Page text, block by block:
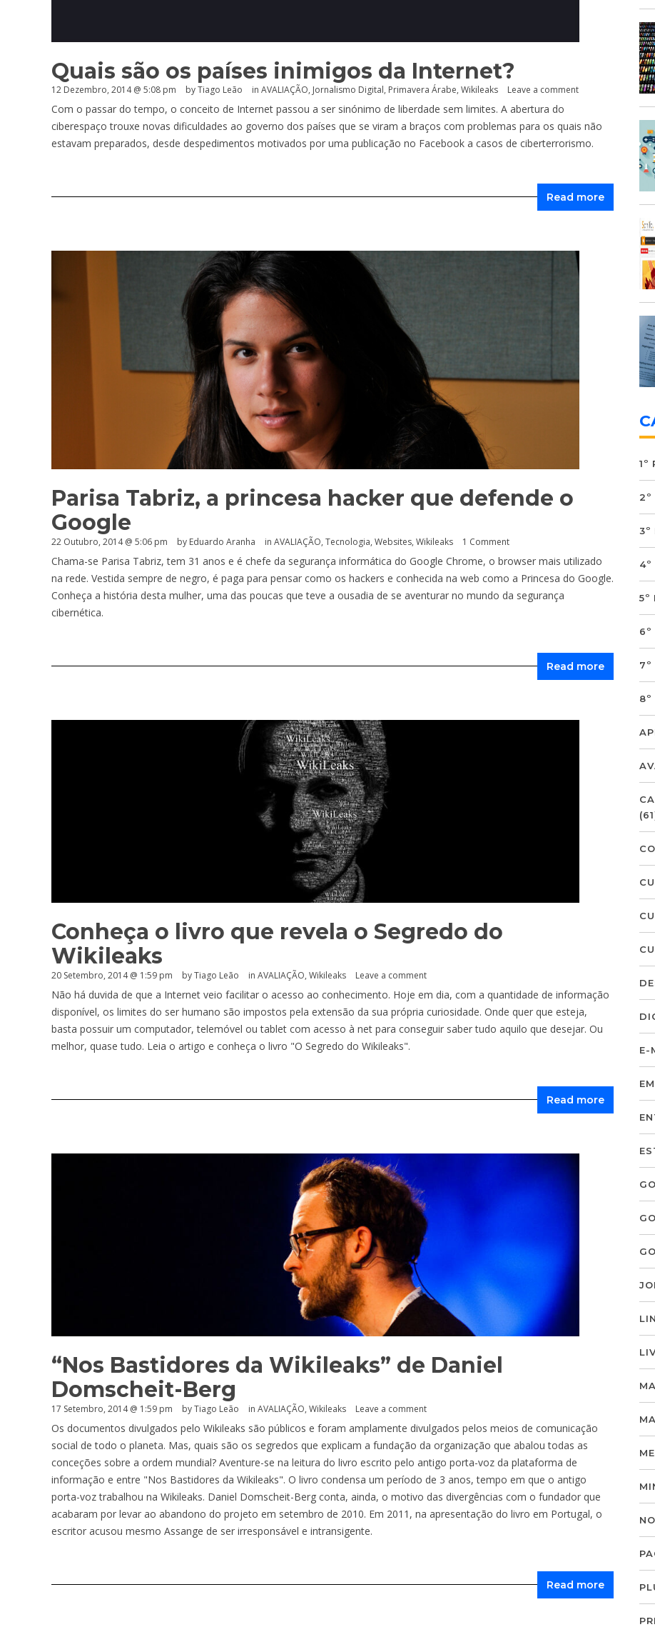
Quais são os países inimigos da Internet?
12 Dezembro, 2014 @ 5:08 pm by Tiago Leão in AVALIAÇÃO, Jornalismo Digital, Primavera Árabe, Wikileaks Leave a comment
Com o passar do tempo, o conceito de Internet passou a ser sinónimo de liberdade sem limites. A abertura do
ciberespaço trouxe novas dificuldades ao governo dos países que se viram a braços com problemas para os quais não
estavam preparados, desde despedimentos motivados por uma publicação no Facebook a casos de ciberterrorismo.
Read more
Parisa Tabriz, a princesa hacker que defende o
Google
22 Outubro, 2014 @ 5:06 pm by Eduardo Aranha in AVALIAÇÃO, Tecnologia, Websites, Wikileaks 1 Comment
Chama-se Parisa Tabriz, tem 31 anos e é chefe da segurança informática do Google Chrome, o browser mais utilizado
na rede. Vestida sempre de negro, é paga para pensar como os hackers e conhecida na web como a Princesa do Google.
Conheça a história desta mulher, uma das poucas que teve a ousadia de se aventurar no mundo da segurança
cibernética.
Read more
Conheça o livro que revela o Segredo do
Wikileaks
20 Setembro, 2014 @ 1:59 pm by Tiago Leão in AVALIAÇÃO, Wikileaks Leave a comment
Não há duvida de que a Internet veio facilitar o acesso ao conhecimento. Hoje em dia, com a quantidade de informação
disponível, os limites do ser humano são impostos pela extensão da sua própria curiosidade. Onde quer que esteja,
basta possuir um computador, telemóvel ou tablet com acesso à net para conseguir saber tudo aquilo que desejar. Ou
melhor, quase tudo. Leia o artigo e conheça o livro "O Segredo do Wikileaks".
Read more
“Nos Bastidores da Wikileaks” de Daniel
Domscheit-Berg
17 Setembro, 2014 @ 1:59 pm by Tiago Leão in AVALIAÇÃO, Wikileaks Leave a comment
Os documentos divulgados pelo Wikileaks são públicos e foram amplamente divulgados pelos meios de comunicação
social de todo o planeta. Mas, quais são os segredos que explicam a fundação da organização que abalou todas as
conceções sobre a ordem mundial? Aventure-se na leitura do livro escrito pelo antigo porta-voz da plataforma de
informação e entre "Nos Bastidores da Wikileaks". O livro condensa um período de 3 anos, tempo em que o antigo
porta-voz trabalhou na Wikileaks. Daniel Domscheit-Berg conta, ainda, o motivo das divergências com o fundador que
acabaram por levar ao abandono do projeto em setembro de 2010. Em 2011, na apresentação do livro em Portugal, o
escritor acusou mesmo Assange de ser irresponsável e intransigente.
Read more
1º
2º
3º
4º
5º
6º
7º
8º
E-